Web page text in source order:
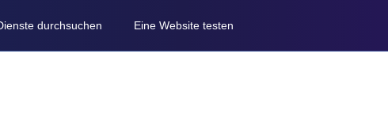
durchsuchen Eine Website testen